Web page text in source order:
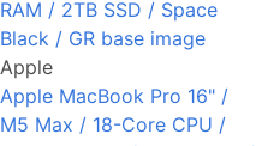
Apple
Apple MacBook Pro 16" /
M5 Max / 18-Core CPU /